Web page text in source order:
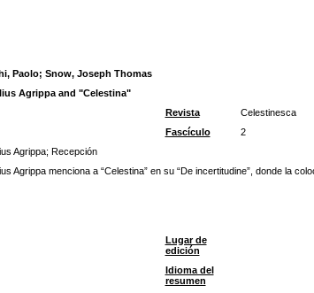
Paolo; Snow, Joseph Thomas
Agrippa and "Celestina"
Revista Celestinesca
Fascículo 2
Agrippa; Recepción
Agrippa menciona a “Celestina” en su “De incertitudine”, donde la
Lugar de
edición
Idioma del
resumen